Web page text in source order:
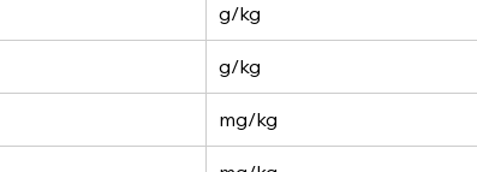
g/kg
g/kg
mg/kg